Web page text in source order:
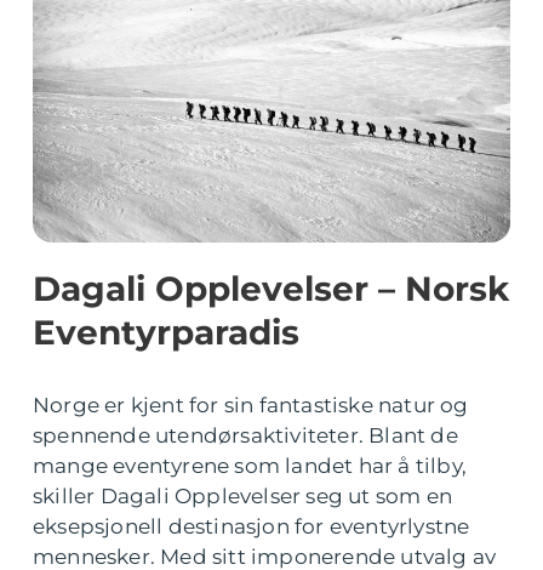
Dagali Opplevelser – Norsk
Eventyrparadis
Norge er kjent for sin fantastiske natur og
spennende utendørsaktiviteter. Blant de
mange eventyrene som landet har å tilby,
skiller Dagali Opplevelser seg ut som en
eksepsjonell destinasjon for eventyrlystne
mennesker. Med sitt imponerende utvalg av